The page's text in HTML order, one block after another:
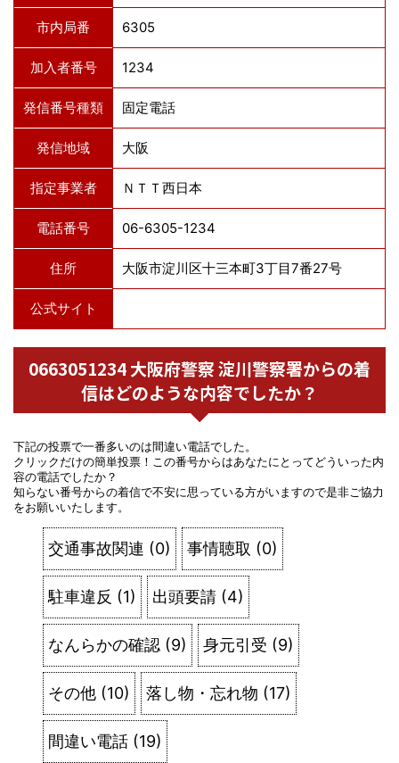
市内局番 6305
加入者番号 1234
発信番号種類 固定電話
発信地域 大阪
指定事業者 ＮＴＴ西日本
電話番号 06-6305-1234
住所 大阪市淀川区十三本町3丁目7番27号
公式サイト
0663051234 大阪府警察 淀川警察署からの着
信はどのような内容でしたか？
下記の投票で一番多いのは間違い電話でした。
クリックだけの簡単投票！この番号からはあなたにとってどういった内
容の電話でしたか？
知らない番号からの着信で不安に思っている方がいますので是非ご協力
をお願いいたします。
交通事故関連 (0) 事情聴取 (0)
駐車違反 (1) 出頭要請 (4)
なんらかの確認 (9) 身元引受 (9)
その他 (10) 落し物・忘れ物 (17)
間違い電話 (19)